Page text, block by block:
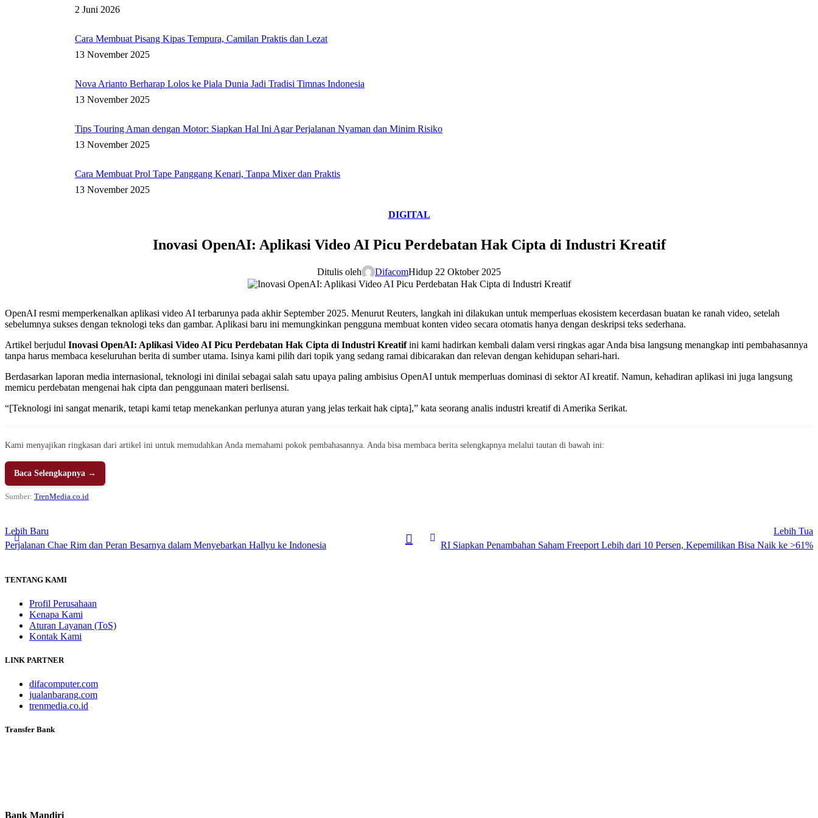
2 Juni 2026
Cara Membuat Pisang Kipas Tempura, Camilan Praktis dan Lezat
13 November 2025
Nova Arianto Berharap Lolos ke Piala Dunia Jadi Tradisi Timnas Indonesia
13 November 2025
Tips Touring Aman dengan Motor: Siapkan Hal Ini Agar Perjalanan Nyaman dan Minim Risiko
13 November 2025
Cara Membuat Prol Tape Panggang Kenari, Tanpa Mixer dan Praktis
13 November 2025
DIGITAL
Inovasi OpenAI: Aplikasi Video AI Picu Perdebatan Hak Cipta di Industri Kreatif
Ditulis oleh DifacomHidup 22 Oktober 2025
OpenAI resmi memperkenalkan aplikasi video AI terbarunya pada akhir September 2025. Menurut Reuters, langkah ini dilakukan untuk memperluas ekosistem kecerdasan buatan ke ranah video, setelah
sebelumnya sukses dengan teknologi teks dan gambar. Aplikasi baru ini memungkinkan pengguna membuat konten video secara otomatis hanya dengan deskripsi teks sederhana.
Artikel berjudul Inovasi OpenAI: Aplikasi Video AI Picu Perdebatan Hak Cipta di Industri Kreatifini kami hadirkan kembali dalam versi ringkas agar Anda bisa langsung menangkap inti pembahasannya
tanpa harus membaca keseluruhan berita di sumber utama. Isinya kami pilih dari topik yang sedang ramai dibicarakan dan relevan dengan kehidupan sehari-hari.
Berdasarkan laporan media internasional, teknologi ini dinilai sebagai salah satu upaya paling ambisius OpenAI untuk memperluas dominasi di sektor AI kreatif. Namun, kehadiran aplikasi ini juga langsung
memicu perdebatan mengenai hak cipta dan penggunaan materi berlisensi.
“[Teknologi ini sangat menarik, tetapi kami tetap menekankan perlunya aturan yang jelas terkait hak cipta],” kata seorang analis industri kreatif di Amerika Serikat.
Kami menyajikan ringkasan dari artikel ini untuk memudahkan Anda memahami pokok pembahasannya. Anda bisa membaca berita selengkapnya melalui tautan di bawah ini:
Baca Selengkapnya →
Sumber: TrenMedia.co.id
Lebih Baru
Perjalanan Chae Rim dan Peran Besarnya dalam Menyebarkan Hallyu ke Indonesia
Lebih Tua
RI Siapkan Penambahan Saham Freeport Lebih dari 10 Persen, Kepemilikan Bisa Naik ke >61%
TENTANG KAMI
Profil Perusahaan
Kenapa Kami
Aturan Layanan (ToS)
Kontak Kami
LINK PARTNER
difacomputer.com
jualanbarang.com
trenmedia.co.id
Transfer Bank
Bank Mandiri